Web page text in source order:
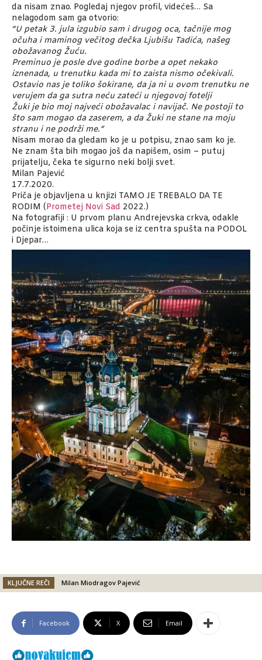
da nisam znao. Pogledaj njegov profil, videćeš… Sa
nelagodom sam ga otvorio:
“U petak 3. jula izgubio sam i drugog oca, tačnije mog
očuha i maminog večitog dečka Ljubišu Tadića, našeg
obožavanog Žuću.
Preminuo je posle dve godine borbe a opet nekako
iznenada, u trenutku kada mi to zaista nismo očekivali.
Ostavio nas je toliko šokirane, da ja ni u ovom trenutku ne
verujem da ga sutra neću zateći u njegovoj fotelji
Žuki je bio moj najveći obožavalac i navijač. Ne postoji to
što sam mogao da zaserem, a da Žuki ne stane na moju
stranu i ne podrži me.”
Nisam morao da gledam ko je u potpisu, znao sam ko je.
Ne znam šta bih mogao još da napišem, osim – putuj
prijatelju, čeka te sigurno neki bolji svet.
Milan Pajević
17.7.2020.
Priča je objavljena u knjizi TAMO JE TREBALO DA TE
RODIM (Prometej Novi Sad 2022.)
Na fotografiji : U prvom planu Andrejevska crkva, odakle
počinje istoimena ulica koja se iz centra spušta na PODOL
i Djepar…
KLJUČNE REČI Milan Miodragov Pajević
Facebook X Email